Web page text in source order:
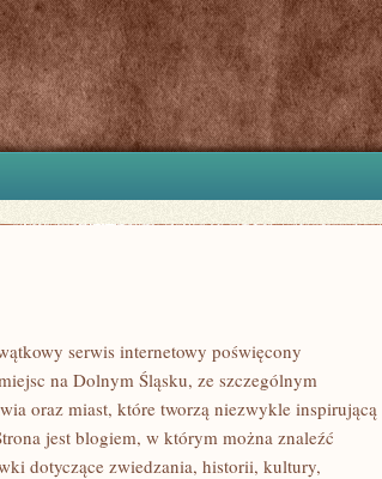
serwis internetowy poświęcony
na Dolnym Śląsku, ze szczególnym
oraz miast, które tworzą niezwykle inspirującą
jest blogiem, w którym można znaleźć
dotyczące zwiedzania, historii, kultury,